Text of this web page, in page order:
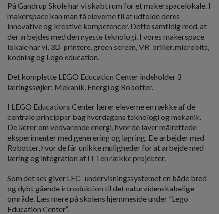
På Gandrup Skole har vi skabt rum for et makerspacelokale. I
makerspace kan man få eleverne til at udfolde deres
innovative og kreative kompetencer. Dette samtidig med, at
der arbejdes med den nyeste teknologi. I vores makerspace
lokale har vi, 3D-printere, green screen, VR-briller, microbits,
kodning og Lego education.
Det komplette LEGO Education Center indeholder 3
læringssøjler: Mekanik, Energi og Robotter.
I LEGO Educations Center lærer eleverne en række af de
centrale principper bag hverdagens teknologi og mekanik.
De lærer om vedvarende energi, hvor de laver målrettede
eksperimenter med generering og lagring. De arbejder med
Robotter, hvor de får unikke muligheder for at arbejde med
læring og integration af IT i en række projekter.
Som det ses giver LEC- undervisningssystemet en både bred
og dybt gående introduktion til det naturvidenskabelige
område. Læs mere på skolens hjemmeside under ”Lego
Education Center”.